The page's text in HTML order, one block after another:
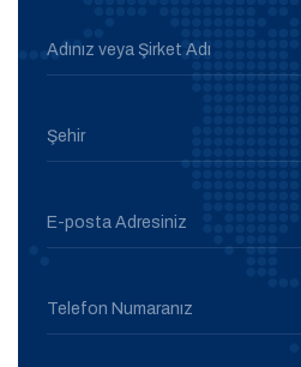
Adınız veya Şirket Adı
Şehir
E-posta Adresiniz
Telefon Numaranız